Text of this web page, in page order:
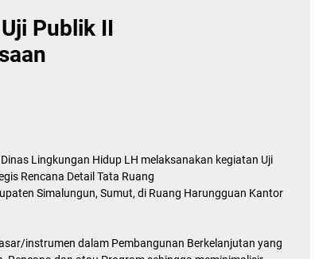
Publik II
Lingkungan Hidup LH melaksanakan kegiatan Uji
Rencana Detail Tata Ruang
Simalungun, Sumut, di Ruang Harungguan Kantor
instrumen dalam Pembangunan Berkelanjutan yang